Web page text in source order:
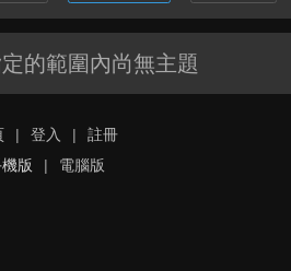
的範圍內尚無主題
| 登入 |
註冊
版
| 電腦版